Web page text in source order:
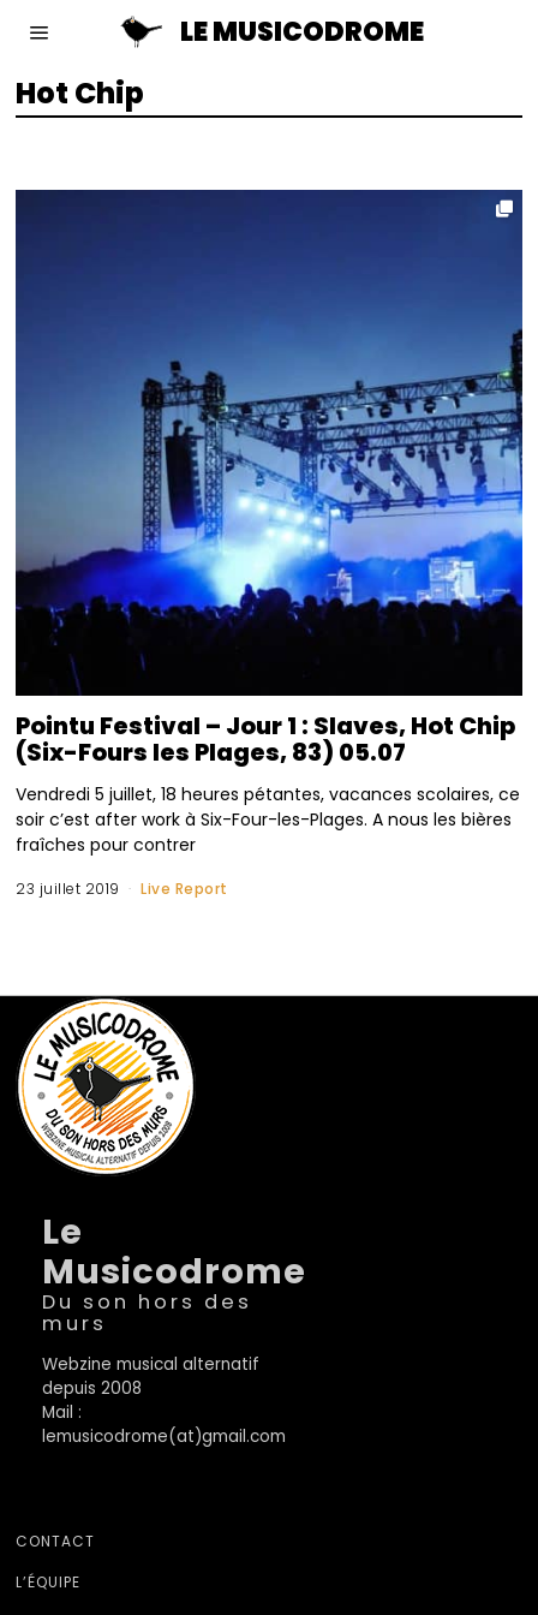
LE MUSICODROME
Hot Chip
Pointu Festival – Jour 1 : Slaves, Hot Chip
(Six-Fours les Plages, 83) 05.07
Vendredi 5 juillet, 18 heures pétantes, vacances scolaires, ce
soir c’est after work à Six-Four-les-Plages. A nous les bières
fraîches pour contrer
23 juillet 2019 Live Report
Le
Musicodrome
Du son hors des
murs
Webzine musical alternatif
depuis 2008
Mail :
lemusicodrome(at)gmail.com
CONTACT
L’ÉQUIPE